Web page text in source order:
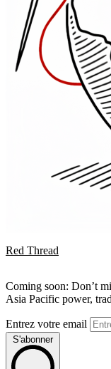
Red Thread
Coming soon: Don’t
Asia Pacific power,
Entrez votre email
S'abonner